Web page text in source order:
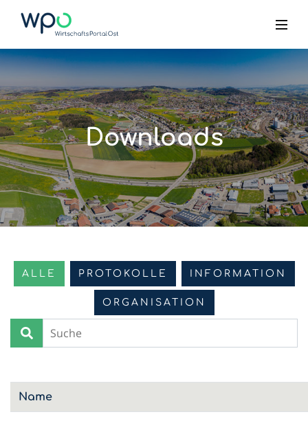
Downloads
ALLE PROTOKOLLE INFORMATION
ORGANISATION
Name